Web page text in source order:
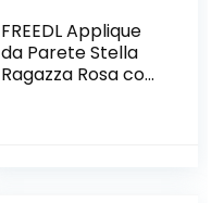
FREEDL Applique
da Parete Stella
Ragazza Rosa con